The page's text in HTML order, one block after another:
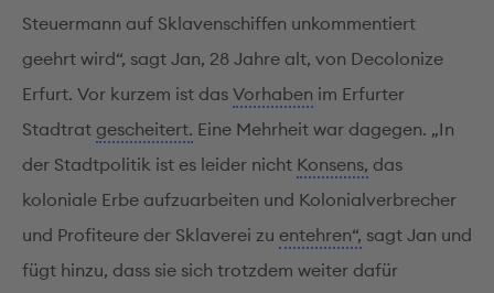
Steuermann auf Sklavenschiffen unkommentiert
geehrt wird“, sagt Jan, 28 Jahre alt, von Decolonize
Erfurt. Vor kurzem ist das Vorhaben im Erfurter
Stadtrat gescheitert. Eine Mehrheit war dagegen. „In
der Stadtpolitik ist es leider nicht Konsens, das
koloniale Erbe aufzuarbeiten und Kolonialverbrecher
und Profiteure der Sklaverei zu entehren“, sagt Jan und
fügt hinzu, dass sie sich trotzdem weiter dafür